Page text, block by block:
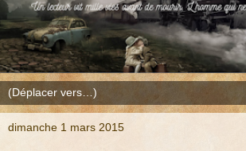
dimanche 1 mars 2015